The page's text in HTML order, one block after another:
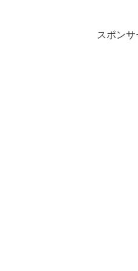
スポンサ